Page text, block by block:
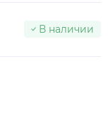
В наличии